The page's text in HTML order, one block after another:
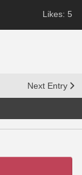
Likes: 5
Next Entry